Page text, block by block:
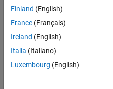
Finland (English)
France (Français)
Ireland (English)
Italia (Italiano)
Luxembourg (English)
© 1994-2026 The MathWorks,